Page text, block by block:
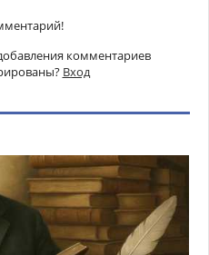
комментариев
Вход